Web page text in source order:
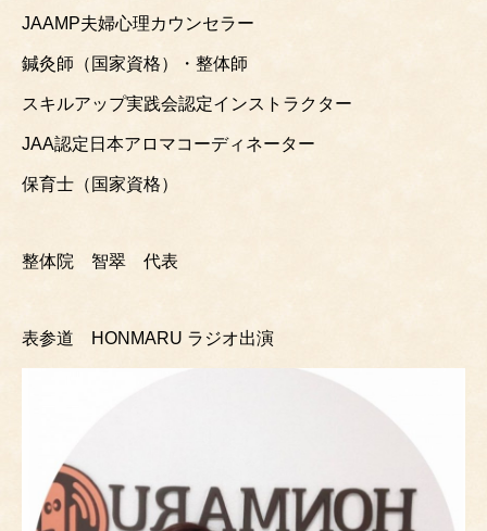
JAAMP夫婦心理カウンセラー
鍼灸師（国家資格）・整体師
スキルアップ実践会認定インストラクター
JAA認定日本アロマコーディネーター
保育士（国家資格）
整体院 智翠 代表
表参道 HONMARU ラジオ出演